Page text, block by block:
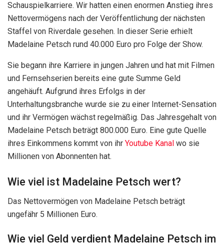
Schauspielkarriere. Wir hatten einen enormen Anstieg ihres
Nettovermögens nach der Veröffentlichung der nächsten
Staffel von Riverdale gesehen. In dieser Serie erhielt
Madelaine Petsch rund 40.000 Euro pro Folge der Show.
Sie begann ihre Karriere in jungen Jahren und hat mit Filmen
und Fernsehserien bereits eine gute Summe Geld
angehäuft. Aufgrund ihres Erfolgs in der
Unterhaltungsbranche wurde sie zu einer Internet-Sensation
und ihr Vermögen wächst regelmäßig. Das Jahresgehalt von
Madelaine Petsch beträgt 800.000 Euro. Eine gute Quelle
ihres Einkommens kommt von ihr Youtube Kanal wo sie
Millionen von Abonnenten hat.
Wie viel ist Madelaine Petsch wert?
Das Nettovermögen von Madelaine Petsch beträgt
ungefähr 5 Millionen Euro.
Wie viel Geld verdient Madelaine Petsch im